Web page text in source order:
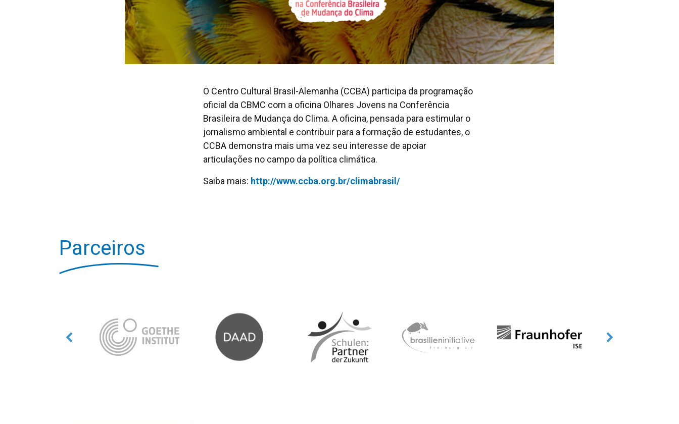
O Centro Cultural Brasil-Alemanha (CCBA) participa da programação
oficial da CBMC com a oficina Olhares Jovens na Conferência
Brasileira de Mudança do Clima. A oficina, pensada para estimular o
jornalismo ambiental e contribuir para a formação de estudantes, o
CCBA demonstra mais uma vez seu interesse de apoiar
articulações no campo da política climática.
Saiba mais: http://www.ccba.org.br/climabrasil/
Parceiros